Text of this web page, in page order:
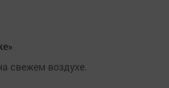
свежем воздухе.